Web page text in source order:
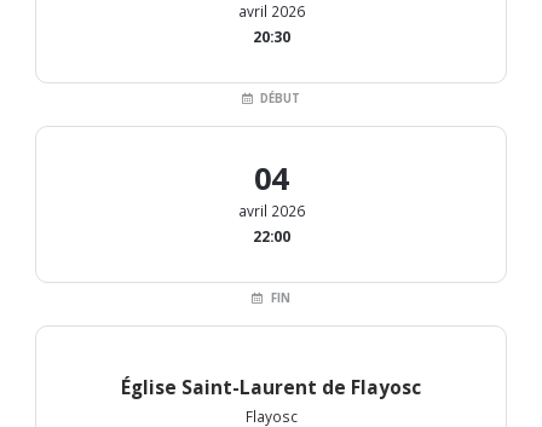
avril 2026
20:30
DÉBUT
04
avril 2026
22:00
FIN
Église Saint-Laurent de Flayosc
Flayosc